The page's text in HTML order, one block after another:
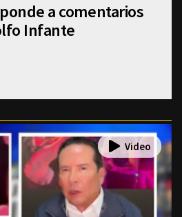
a comentarios
Infante